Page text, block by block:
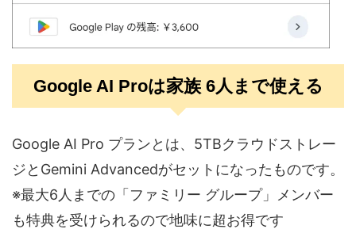
Google AI Proは家族 6人まで使える
Google AI Pro プランとは、5TBクラウドストレー
ジとGemini Advancedがセットになったものです。
※最大6人までの​​​「ファミリー グループ」​メンバー
も​​特典を​​受けられるので地味に超お得です